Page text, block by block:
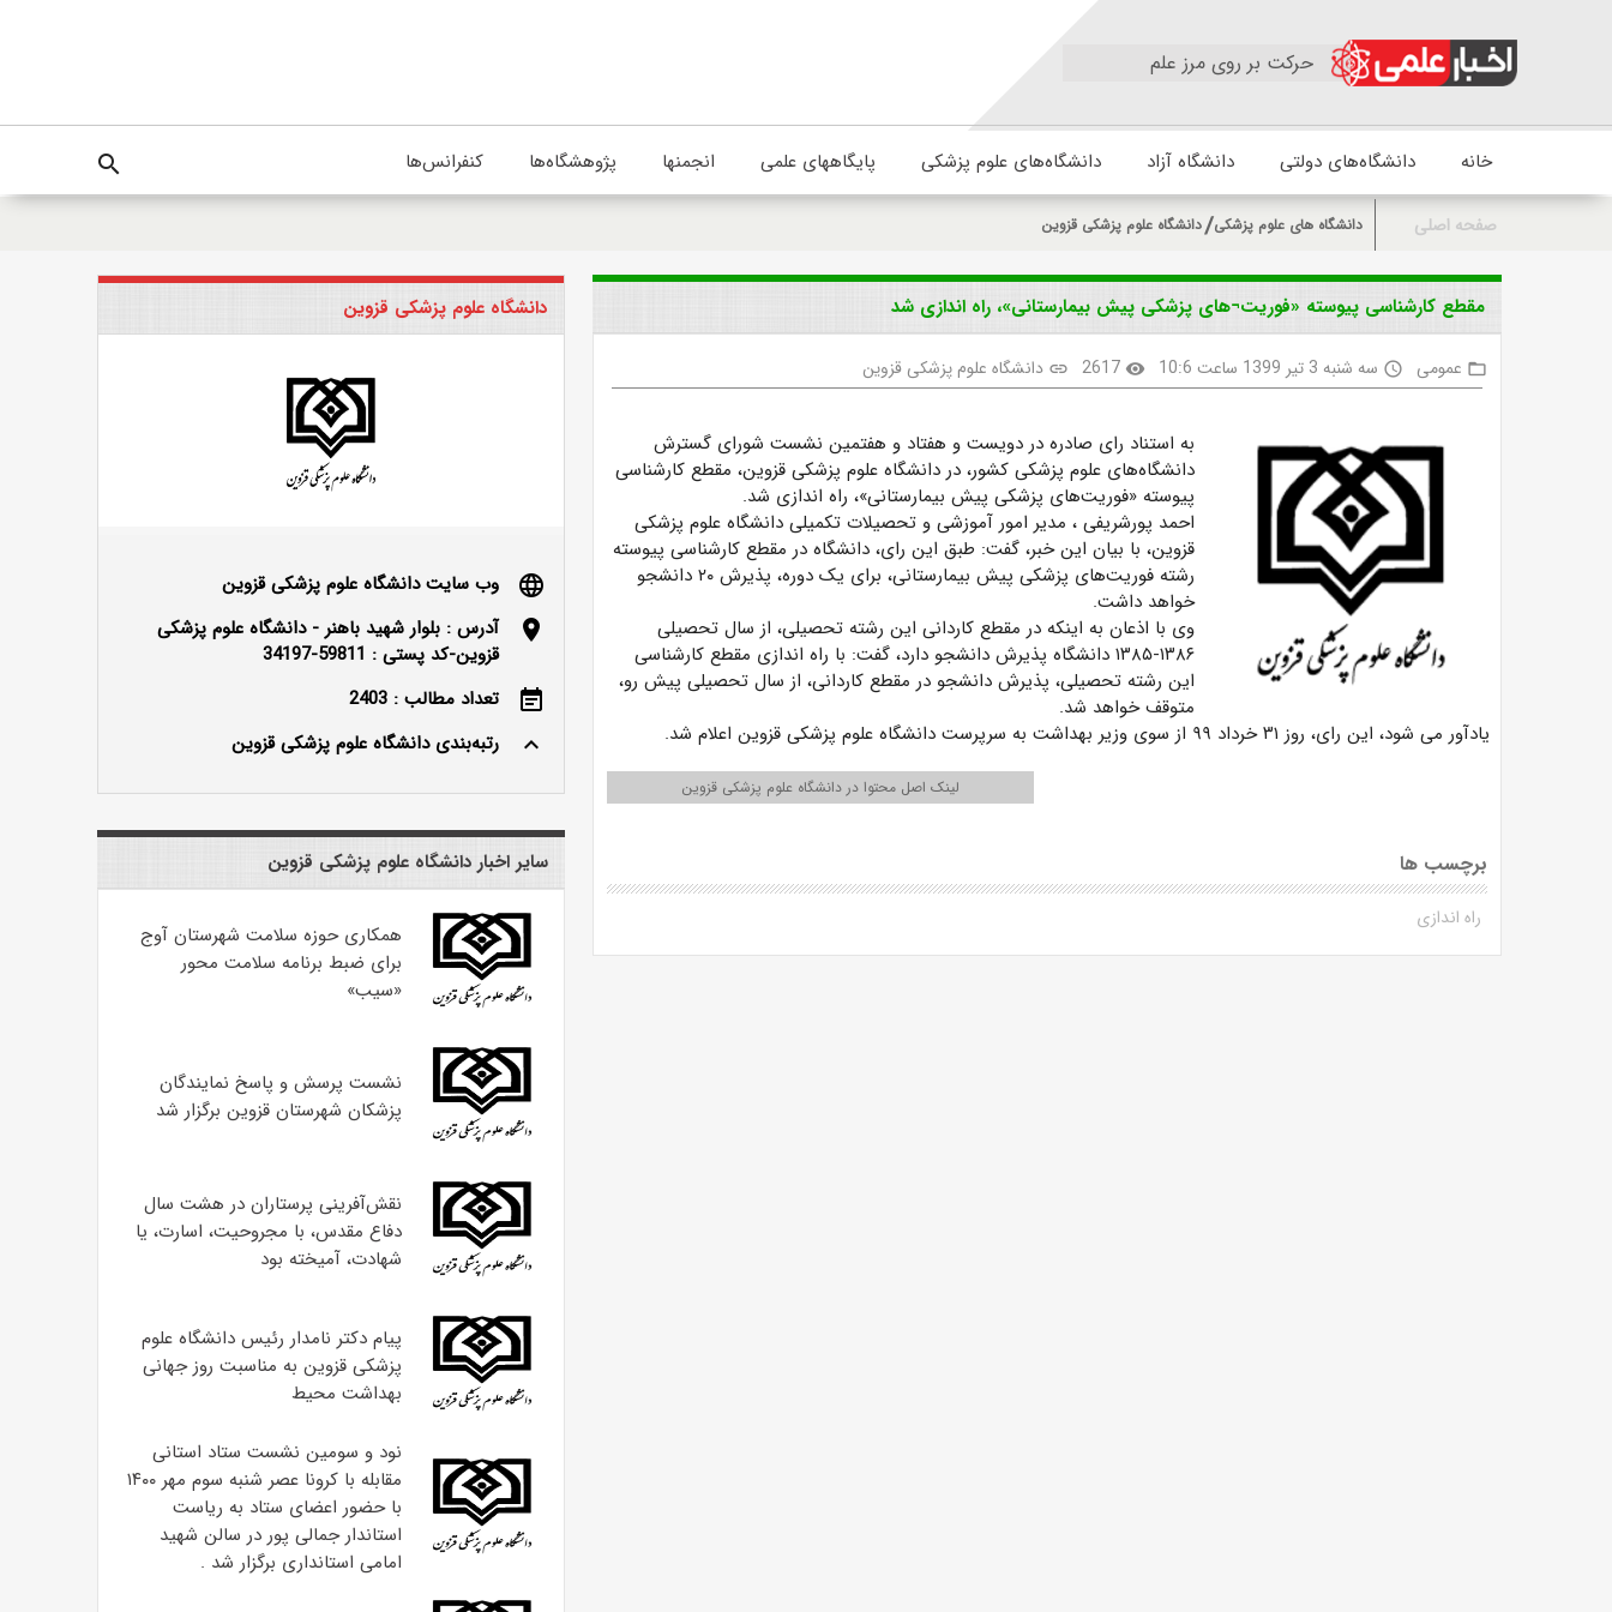
حرکت بر روی مرز علم
خانه دانشگاه‌های دولتی دانشگاه آزاد دانشگاه‌های علوم پزشکی پایگاههای علمی انجمنها پژوهشگاه‌ها کنفرانس‌ها search
صفحه اصلی دانشگاه های علوم پزشکی دانشگاه علوم پزشکی قزوین
مقطع کارشناسی پیوسته «فوریت¬های پزشکی پیش بیمارستانی»، راه اندازی شد
folder_open عمومی access_time سه شنبه 3 تیر 1399 ساعت 10:6 visibility
2617
link دانشگاه علوم پزشکی قزوین
به استناد رای صادره در دویست و هفتاد و هفتمین نشست شورای گسترش
دانشگاه‌های علوم پزشکی کشور، در دانشگاه علوم پزشکی قزوین، مقطع کارشناسی
پیوسته «فوریت‌های پزشکی پیش بیمارستانی»، راه اندازی شد.
احمد پورشریفی ، مدیر امور آموزشی و تحصیلات تکمیلی دانشگاه علوم پزشکی
قزوین، با بیان این خبر، گفت: طبق این رای، دانشگاه در مقطع کارشناسی پیوسته
رشته فوریت‌های پزشکی پیش بیمارستانی، برای یک دوره، پذیرش ۲۰ دانشجو
خواهد داشت.
وی با اذعان به اینکه در مقطع کاردانی این رشته تحصیلی، از سال تحصیلی
۱۳۸۶-۱۳۸۵ دانشگاه پذیرش دانشجو دارد، گفت: با راه اندازی مقطع کارشناسی
این رشته تحصیلی، پذیرش دانشجو در مقطع کاردانی، از سال تحصیلی پیش رو،
متوقف خواهد شد.
یادآور می شود، این رای، روز ۳۱ خرداد ۹۹ از سوی وزیر بهداشت به سرپرست دانشگاه علوم پزشکی قزوین اعلام شد.
لینک اصل محتوا در دانشگاه علوم پزشکی قزوین
برچسب ها
راه اندازی
دانشگاه علوم پزشکی قزوین
language
وب سایت دانشگاه علوم پزشکی قزوین
location_on
آدرس : بلوار شهید باهنر - دانشگاه علوم پزشکی
قزوین-کد پستی : 59811-34197
event_note
تعداد مطالب : 2403
keyboard_arrow_up
رتبه‌بندی دانشگاه علوم پزشکی قزوین
سایر اخبار دانشگاه علوم پزشکی قزوین
همکاری حوزه سلامت شهرستان آوج
برای ضبط برنامه سلامت محور
«سیب»
نشست پرسش و پاسخ نمایندگان
پزشکان شهرستان قزوین برگزار شد
نقش‌آفرینی پرستاران در هشت سال
دفاع مقدس، با مجروحیت، اسارت، یا
شهادت، آمیخته بود
پیام دکتر نامدار رئیس دانشگاه علوم
پزشکی قزوین به مناسبت روز جهانی
بهداشت محیط
نود و سومین نشست ستاد استانی
مقابله با کرونا عصر شنبه سوم مهر ۱۴۰۰
با حضور اعضای ستاد به ریاست
استاندار جمالی پور در سالن شهید
امامی استانداری برگزار شد .